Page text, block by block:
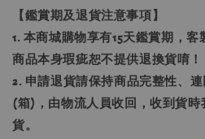
【鑑賞期及退貨注意事項】
1. 本商城購物享有15天鑑賞期，
商品本身瑕疵恕不提供退換貨唷！
2. 申請退貨請保持商品完整性、
(箱)，由物流人員收回，收到貨
貨。